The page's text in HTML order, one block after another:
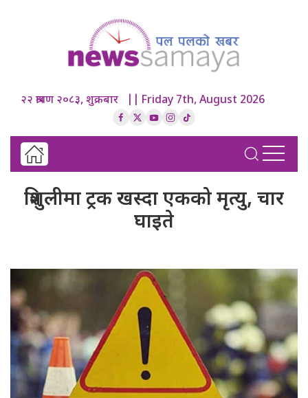
२२ श्रावण २०८३, शुक्रबार || Friday 7th, August 2026
त्रिशुलीमा ट्रक खस्दा एकको मृत्यु, चार
घाइते